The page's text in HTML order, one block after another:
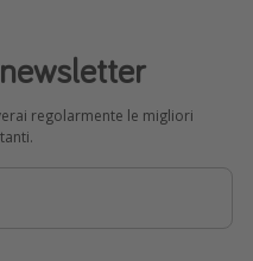
regolarmente le migliori